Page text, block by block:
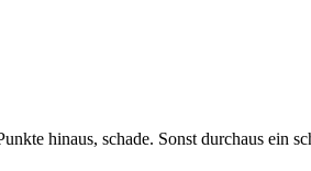
hinaus, schade. Sonst durchaus ein